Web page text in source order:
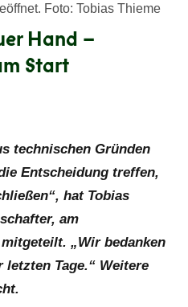
Foto: Tobias Thieme
Hand –
Start
technischen Gründen
Entscheidung treffen,
hat Tobias
am
„Wir bedanken
Tage.“ Weitere